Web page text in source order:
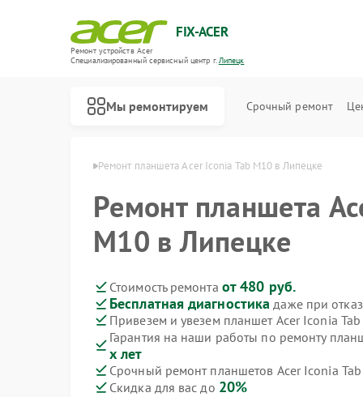
FIX-ACER
Ремонт устройств Acer
Специализированный cервисный центр г.Липецк
Мы ремонтируем Срочный ремонт
Ремонт планшета Acer Iconia Tab M10 в Липецке
Ремонт планшета
M10 в Липецке
Стоимость ремонта от 480 руб.
Бесплатная диагностика даже при
Привезем и увезем планшет Acer Iconia
Гарантия на наши работы по ремонту
х лет
Срочный ремонт планшетов Acer Iconia
Скидка для вас до 20%